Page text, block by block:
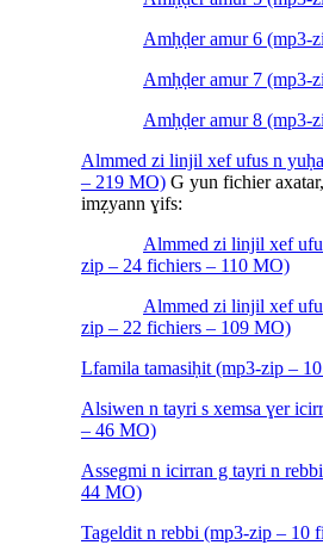
Amḥḍer amur 6 (mp3-
Amḥḍer amur 7 (mp3-
Amḥḍer amur 8 (mp3-
Almmed zi linjil xef ufus n
– 219 MO) G yun fichier
imẓyann ɣifs:
Almmed zi linjil xef
zip – 24 fichiers – 110 MO)
Almmed zi linjil xef
zip – 22 fichiers – 109 MO)
Lfamila tamasiḥit (mp3-zip –
Alsiwen n tayri s xemsa ɣer
– 46 MO)
Assegmi n icirran g tayri n
44 MO)
Tageldit n rebbi (mp3-zip – 10